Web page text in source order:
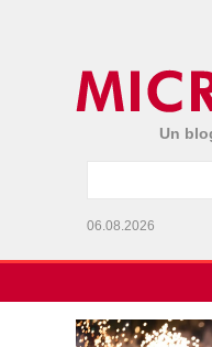
Un
06.08.2026